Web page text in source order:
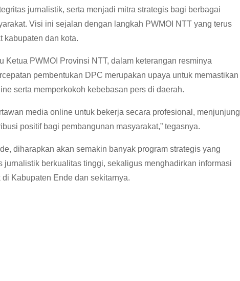
jurnalistik, serta menjadi mitra strategis bagi berbagai
Visi ini sejalan dengan langkah PWMOI NTT yang terus
kabupaten dan kota.
Ketua PWMOI Provinsi NTT, dalam keterangan resminya
pembentukan DPC merupakan upaya untuk memastikan
serta memperkokoh kebebasan pers di daerah.
media online untuk bekerja secara profesional, menjunjung
positif bagi pembangunan masyarakat,” tegasnya.
diharapkan akan semakin banyak program strategis yang
jurnalistik berkualitas tinggi, sekaligus menghadirkan informasi
Kabupaten Ende dan sekitarnya.